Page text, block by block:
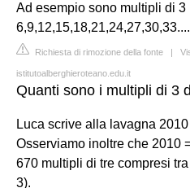
Ad esempio sono multipli di 3
Richiesta di rimozione della fonte |
istitutoalberghieroteano.edu.it
Quanti sono i multipli di 3
Luca scrive alla lavagna
Osserviamo inoltre che 2010
670 multipli di tre compresi
3).